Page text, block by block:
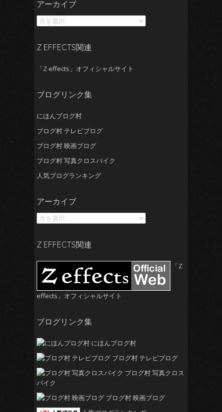
アーカイブ
ア
ー
カ
ブ
Z EFFECTS関連
「Z effects」オフィシャルサイト
ブログリンク集
にほんブログ村
ブログ村 テレビブログ
ブログ村 映画ブログ
ブログ村 写真クロスバイク
人気ブログランキング
アーカイブ
ア
ー
カ
ブ
Z EFFECTS関連
「Z
effects」オフィシャルサイト
ブログリンク集
にほんブログ村
ブログ村 テレビブログ
ブログ村 写真クロス
バイク
ブログ村 映画ブログ